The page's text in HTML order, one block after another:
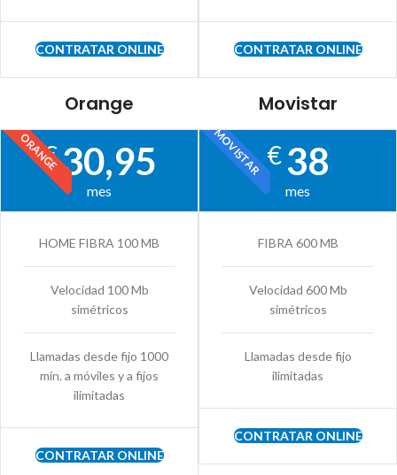
CONTRATAR ONLINE CONTRATAR ONLINE
Orange
ORANGE
€30,95
mes
HOME FIBRA 100 MB
Velocidad 100 Mb
simétricos
Llamadas desde fijo 1000
min. a móviles y a fijos
ilimitadas
CONTRATAR ONLINE
Movistar
MOVISTAR€38
mes
FIBRA 600 MB
Velocidad 600 Mb
simétricos
Llamadas desde fijo
ilimitadas
CONTRATAR ONLINE